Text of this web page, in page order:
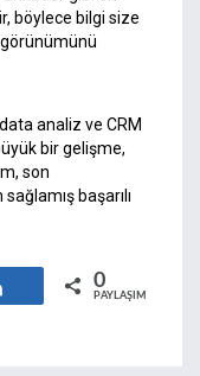
böylece bilgi size
analiz ve CRM
bir gelişme,
son
başarılı
0
PAYLAŞIMLAR